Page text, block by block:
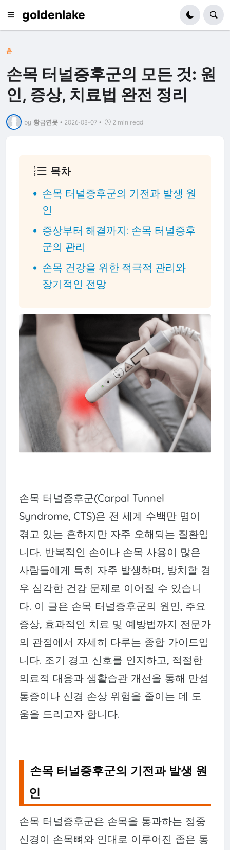
goldenlake
홈
손목 터널증후군의 모든 것: 원
인, 증상, 치료법 완전 정리
by 황금연못 • 2026-08-07 • 2 min read
목차
손목 터널증후군의 기전과 발생 원
인
증상부터 해결까지: 손목 터널증후
군의 관리
손목 건강을 위한 적극적 관리와
장기적인 전망
손목 터널증후군(Carpal Tunnel
Syndrome, CTS)은 전 세계 수백만 명이
겪고 있는 흔하지만 자주 오해되는 질환입
니다. 반복적인 손이나 손목 사용이 많은
사람들에게 특히 자주 발생하며, 방치할 경
우 심각한 건강 문제로 이어질 수 있습니
다. 이 글은 손목 터널증후군의 원인, 주요
증상, 효과적인 치료 및 예방법까지 전문가
의 관점에서 자세히 다루는 종합 가이드입
니다. 조기 경고 신호를 인지하고, 적절한
의료적 대응과 생활습관 개선을 통해 만성
통증이나 신경 손상 위험을 줄이는 데 도
움을 드리고자 합니다.
손목 터널증후군의 기전과 발생 원
인
손목 터널증후군은 손목을 통과하는 정중
신경이 손목뼈와 인대로 이루어진 좁은 통